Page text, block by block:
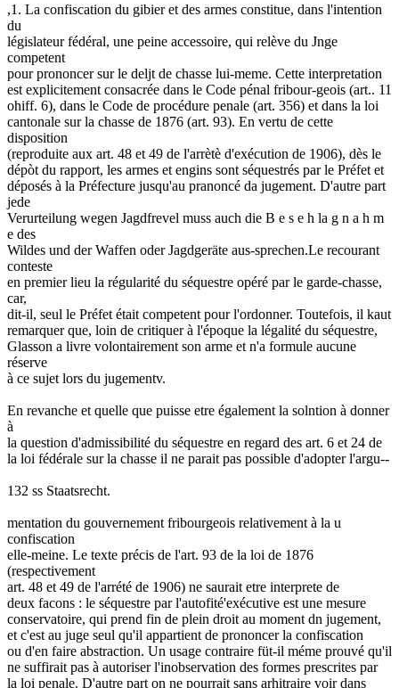
,1. La confiscation du gibier et des armes constitue, dans l'intention
du
législateur fédéral, une peine accessoire, qui relève du Jnge
competent
pour prononcer sur le deljt de chasse lui-meme. Cette interpretation
est explicitement consacrée dans le Code pénal fribour-geois (art.. 11
ohiff. 6), dans le Code de procédure penale (art. 356) et dans la loi
cantonale sur la chasse de 1876 (art. 93). En vertu de cette
disposition
(reproduite aux art. 48 et 49 de l'arrètè d'exécution de 1906), dès le
dépòt du rapport, les armes et engins sont séquestrés par le Préfet et
déposés à la Préfecture jusqu'au pranoncé da jugement. D'autre part
jede
Verurteilung wegen Jagdfrevel muss auch die B e s e h la g n a h m
e des
Wildes und der Waffen oder Jagdgeräte aus-sprechen.Le recourant
conteste
en premier lieu la régularité du séquestre opéré par le garde-chasse,
car,
dit-il, seul le Préfet était competent pour l'ordonner. Toutefois, il kaut
remarquer que, loin de critiquer à l'époque la légalité du séquestre,
Glasson a livre volontairement son arme et n'a formule aucune
réserve
à ce sujet lors du jugementv.
En revanche et quelle que puisse etre également la solntion à donner
à
la question d'admissibilité du séquestre en regard des art. 6 et 24 de
la loi fédérale sur la chasse il ne parait pas possible d'adopter l'argu--
132 ss Staatsrecht.
mentation du gouvernement fribourgeois relativement à la u
confiscation
elle-meine. Le texte précis de l'art. 93 de la loi de 1876
(respectivement
art. 48 et 49 de l'arrété de 1906) ne saurait etre interprete de
deux facons : le séquestre par l'autofité'exécutive est une mesure
conservatoire, qui prend fin de plein droit au moment dn jugement,
et c'est au juge seul qu'il appartient de prononcer la confiscation
ou d'en faire abstraction. Un usage contraire füt-il méme prouvé qu'il
ne suffirait pas à autoriser l'inobservation des formes prescrites par
la loi penale. D'autre part on ne pourrait sans arhitraire voir dans